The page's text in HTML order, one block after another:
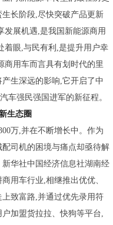
长阶段,尽快突破产品更新
发展机遇,是我国新能源商用
着眼,与民有利,是提升用户幸
商用车而言具有划时代的里
生深远的影响,它开启了中
车强民强国进军的新征程。
生态圈
万,并在不断增长中。作为
司机的困境与痛点却亟待解
华社中国经济信息社湖南经
用车行业,相继推出优优、
致富路,并通过优先录用符
加盟货拉拉、快狗等平台,